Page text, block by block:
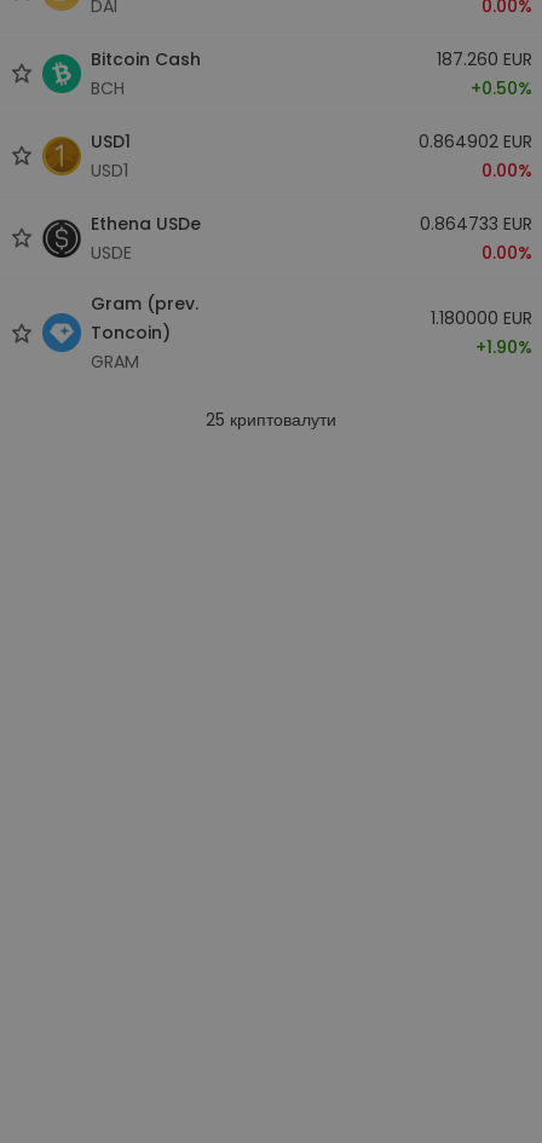
DAI
0.00%
Bitcoin Cash
BCH
187.260 EUR
+0.50%
USD1
USD1
0.864902 EUR
0.00%
Ethena USDe
USDE
0.864733 EUR
0.00%
Gram (prev.
Toncoin)
GRAM
1.180000 EUR
+1.90%
25 криптовалути